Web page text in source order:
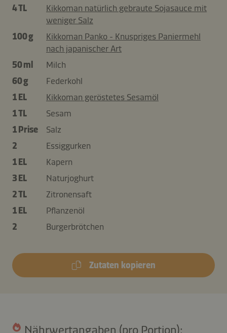
4 TL
Kikkoman natürlich gebraute Sojasauce mit
weniger Salz
100 g
Kikkoman Panko - Knuspriges Paniermehl
nach japanischer Art
50 ml
Milch
60 g
Federkohl
1 EL
Kikkoman geröstetes Sesamöl
1 TL
Sesam
1 Prise
Salz
2
Essiggurken
1 EL
Kapern
3 EL
Naturjoghurt
2 TL
Zitronensaft
1 EL
Pflanzenöl
2
Burgerbrötchen
Zutaten kopieren
Nährwertangaben (pro Portion):